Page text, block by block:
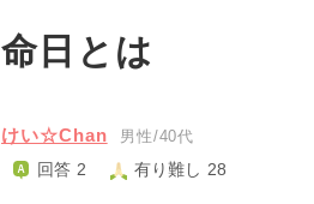
命日とは
けい☆Chan 男性/40代
回答 2 有り難し 28